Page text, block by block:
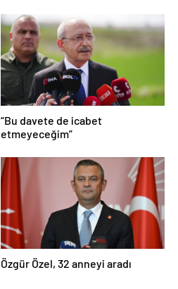
“Bu davete de icabet
etmeyeceğim”
Özgür Özel, 32 anneyi aradı